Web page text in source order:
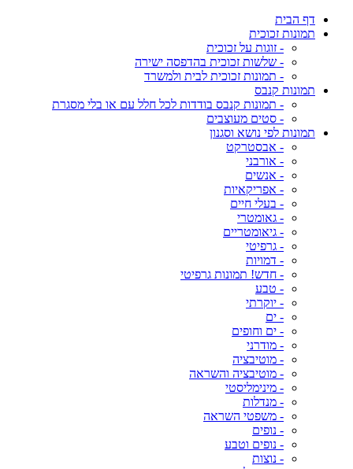
דף הבית
תמונות זכוכית
- זוגות על זכוכית
- שלשות זכוכית בהדפסה ישירה
- תמונות זכוכית לבית ולמשרד
תמונות קנבס
- תמונות קנבס בודדות לכל חלל עם או בלי מסגרת
- סטים מעוצבים
תמונות לפי נושא וסגנון
- אבסטרקט
- אורבני
- אנשים
- אפריקאיות
- בעלי חיים
- גאומטרי
- גיאומטריים
- גרפיטי
- דמויות
- חדש! תמונות גרפיטי
- טבע
- יוקרתי
- ים
- ים וחופים
- מודרני
- מוטיבציה
- מוטיבציה והשראה
- מינימליסטי
- מנדלות
- משפטי השראה
- נופים
- נופים וטבע
- נוצות